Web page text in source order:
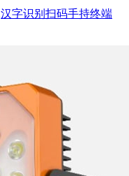
字识别扫码手持终端